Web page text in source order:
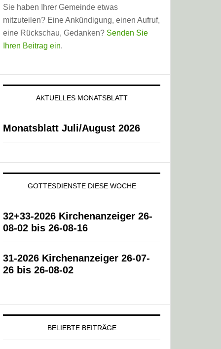
Sie haben Ihrer Gemeinde etwas
mitzuteilen? Eine Ankündigung, einen Aufruf,
eine Rückschau, Gedanken? Senden Sie
Ihren Beitrag ein.
AKTUELLES MONATSBLATT
Monatsblatt Juli/August 2026
GOTTESDIENSTE DIESE WOCHE
32+33-2026 Kirchenanzeiger 26-
08-02 bis 26-08-16
31-2026 Kirchenanzeiger 26-07-
26 bis 26-08-02
BELIEBTE BEITRÄGE